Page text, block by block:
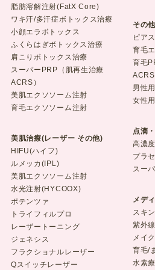
脂肪溶解注射(FatX Core)
ワキ汗/多汗症ボトックス治療
小顔エラボトックス
ふくらはぎボトックス治療
肩こりボトックス治療
スーパーPRP（肌再生治療
ACRS）
美肌エクソソーム注射
育毛エクソソーム注射
美肌治療(レーザー その他)
HIFU(ハイフ)
ルメッカ(IPL)
美肌エクソソーム注射
水光注射(HYCOOX)
ポテンツァ
トライフィルプロ
レーザートーニング
ジェネシス
フラクショナルレーザー
Qスイッチレーザー
その
ピア
育毛
育毛
ACRS
男性
女性
点滴
高濃
プラ
スー
メデ
スキ
紫外
メイク
育毛/
水素